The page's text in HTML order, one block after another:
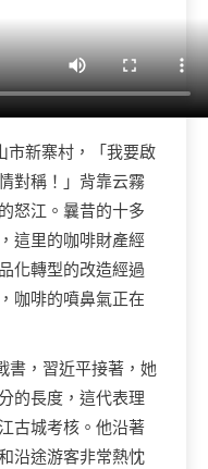
市新寨村，「我要啟
對稱！」背靠云霧
怒江。曩昔的十多
這里的咖啡財產經
化轉型的改造經過
咖啡的噴鼻氣正在
書，習近平接著，她
的長度，這代表理
古城考核。他沿著
沿途游客非常熱忱